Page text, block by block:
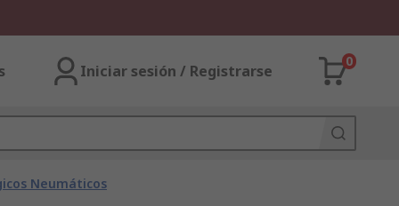
Iniciar sesión / Registrarse
0
Neumáticos